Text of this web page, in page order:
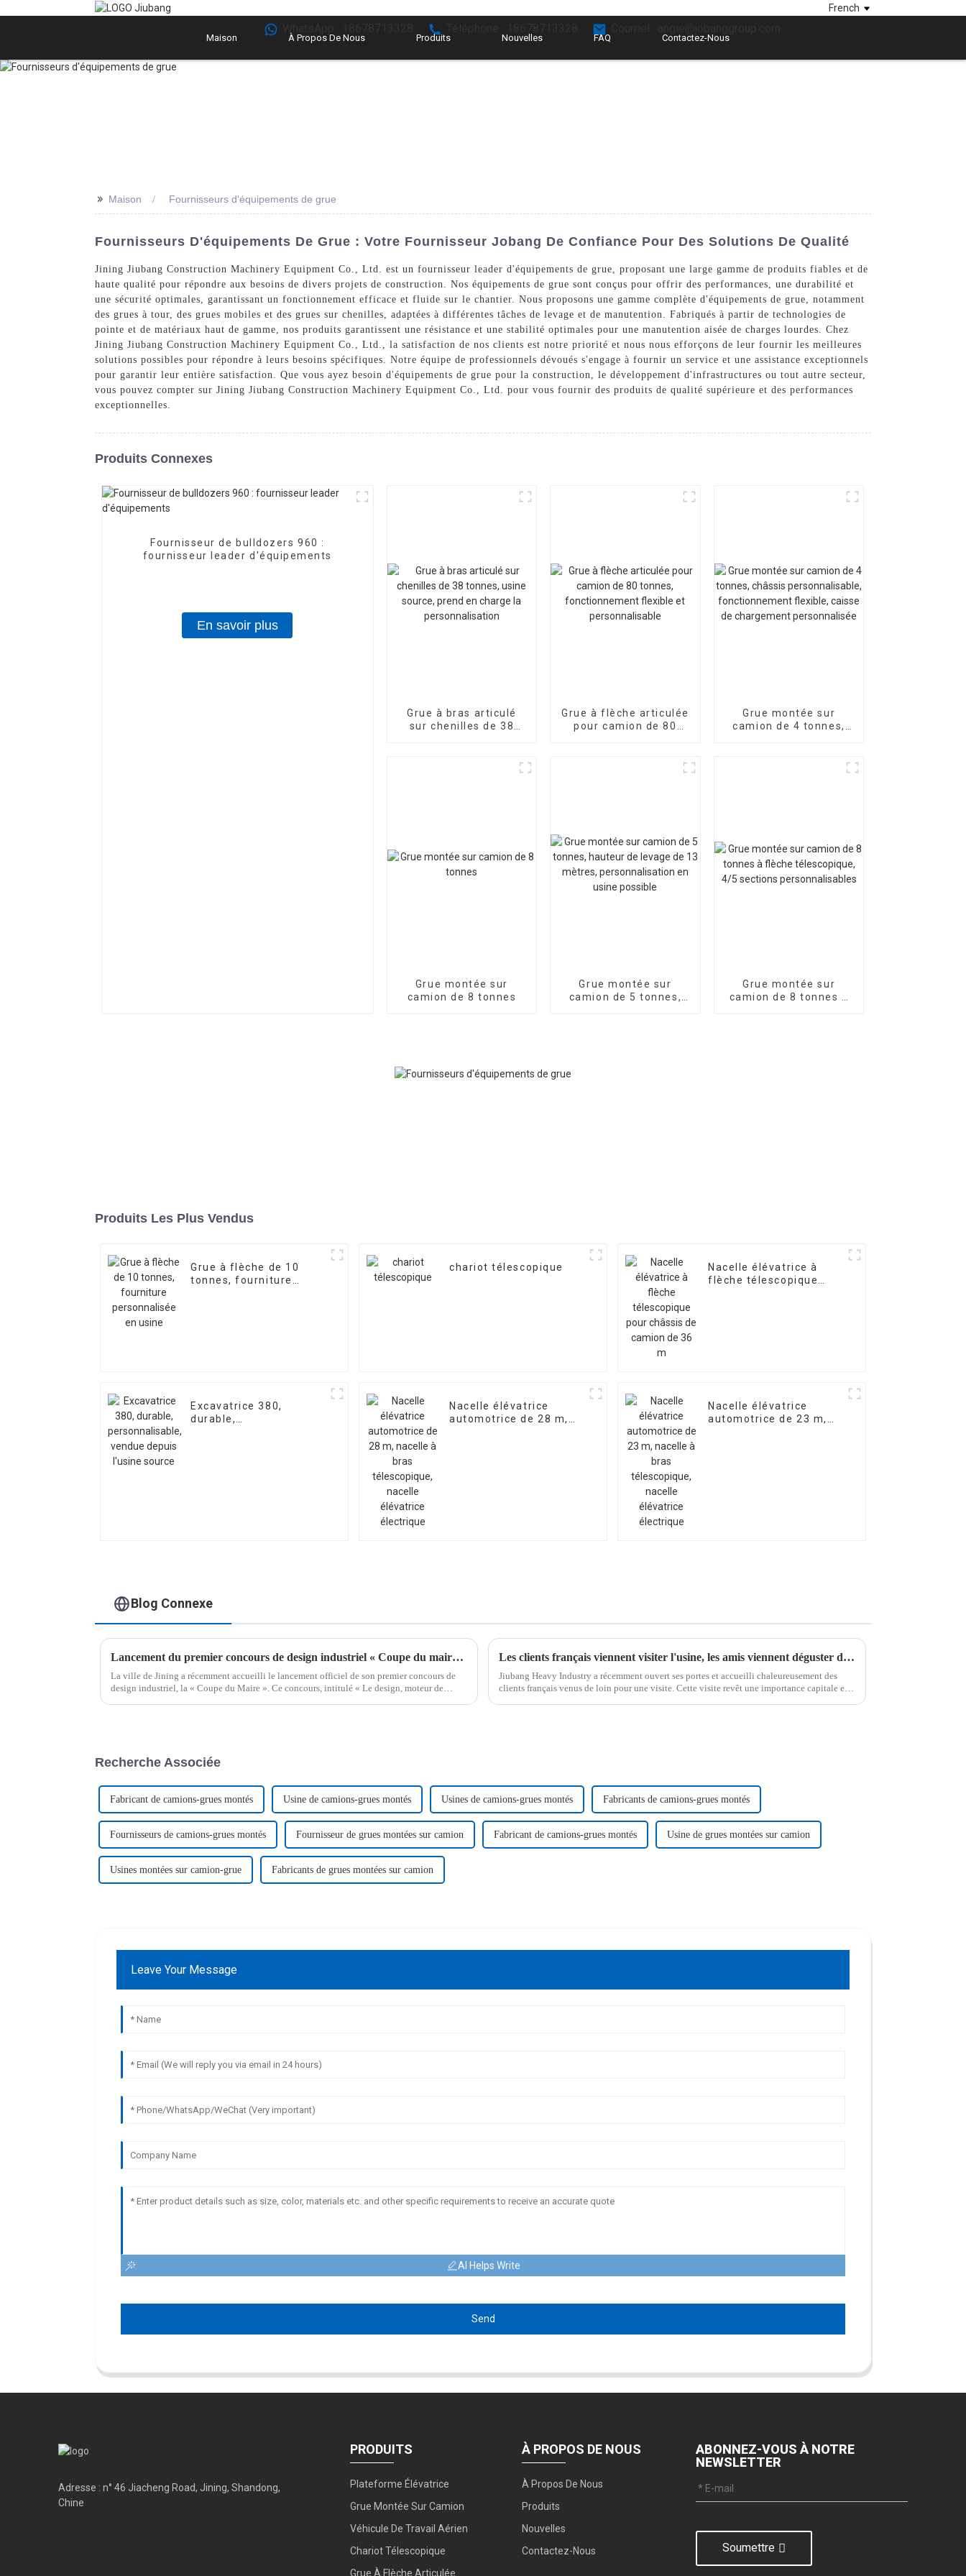
French
Maison À Propos De Nous Produits Nouvelles FAQ Contactez-Nous
>> Maison Fournisseurs d'équipements de grue
Fournisseurs D'équipements De Grue : Votre Fournisseur Jobang De Confiance Pour Des Solutions De Qualité
Jining Jiubang Construction Machinery Equipment Co., Ltd. est un fournisseur leader d'équipements de grue, proposant une large gamme de produits fiables et de
haute qualité pour répondre aux besoins de divers projets de construction. Nos équipements de grue sont conçus pour offrir des performances, une durabilité et
une sécurité optimales, garantissant un fonctionnement efficace et fluide sur le chantier. Nous proposons une gamme complète d'équipements de grue, notamment
des grues à tour, des grues mobiles et des grues sur chenilles, adaptées à différentes tâches de levage et de manutention. Fabriqués à partir de technologies de
pointe et de matériaux haut de gamme, nos produits garantissent une résistance et une stabilité optimales pour une manutention aisée de charges lourdes. Chez
Jining Jiubang Construction Machinery Equipment Co., Ltd., la satisfaction de nos clients est notre priorité et nous nous efforçons de leur fournir les meilleures
solutions possibles pour répondre à leurs besoins spécifiques. Notre équipe de professionnels dévoués s'engage à fournir un service et une assistance exceptionnels
pour garantir leur entière satisfaction. Que vous ayez besoin d'équipements de grue pour la construction, le développement d'infrastructures ou tout autre secteur,
vous pouvez compter sur Jining Jiubang Construction Machinery Equipment Co., Ltd. pour vous fournir des produits de qualité supérieure et des performances
exceptionnelles.
Produits Connexes
Fournisseur de bulldozers 960 :
fournisseur leader d'équipements
En savoir plus
Grue à bras articulé
sur chenilles de 38
Grue à flèche articulée
pour camion de 80
Grue montée sur
camion de 4 tonnes,
Grue montée sur
camion de 8 tonnes
Grue montée sur
camion de 5 tonnes,
Grue montée sur
camion de 8 tonnes à
Produits Les Plus Vendus
Grue à flèche de 10
tonnes, fourniture
chariot télescopique
Nacelle élévatrice à
flèche télescopique
Excavatrice 380,
durable,
Nacelle élévatrice
automotrice de 28 m,
Nacelle élévatrice
automotrice de 23 m,
Blog Connexe
Lancement du premier concours de design industriel « Coupe du maire » de Jining
La ville de Jining a récemment accueilli le lancement officiel de son premier concours de
design industriel, la « Coupe du Maire ». Ce concours, intitulé « Le design, moteur de
Les clients français viennent visiter l'usine, les amis viennent déguster du vin et de la viande
Jiubang Heavy Industry a récemment ouvert ses portes et accueilli chaleureusement des
clients français venus de loin pour une visite. Cette visite revêt une importance capitale et
Recherche Associée
Fabricant de camions-grues montés Usine de camions-grues montés Usines de camions-grues montés Fabricants de camions-grues montés
Fournisseurs de camions-grues montés Fournisseur de grues montées sur camion Fabricant de camions-grues montés Usine de grues montées sur camion
Usines montées sur camion-grue Fabricants de grues montées sur camion
Leave Your Message
AI Helps Write
Send
Adresse : n° 46 Jiacheng Road, Jining, Shandong,
Chine
PRODUITS
Plateforme Élévatrice
Grue Montée Sur Camion
Véhicule De Travail Aérien
Chariot Télescopique
Grue À Flèche Articulée
À PROPOS DE NOUS
À Propos De Nous
Produits
Nouvelles
Contactez-Nous
ABONNEZ-VOUS À NOTRE
NEWSLETTER
Soumettre